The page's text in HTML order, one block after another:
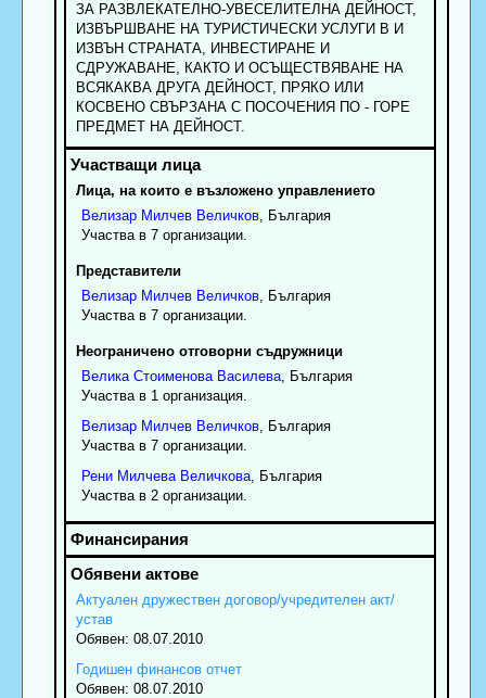
ЗА РАЗВЛЕКАТЕЛНО-УВЕСЕЛИТЕЛНА ДЕЙНОСТ,
ИЗВЪРШВАНЕ НА ТУРИСТИЧЕСКИ УСЛУГИ В И
ИЗВЪН СТРАНАТА, ИНВЕСТИРАНЕ И
СДРУЖАВАНЕ, КАКТО И ОСЪЩЕСТВЯВАНЕ НА
ВСЯКАКВА ДРУГА ДЕЙНОСТ, ПРЯКО ИЛИ
КОСВЕНО СВЪРЗАНА С ПОСОЧЕНИЯ ПО - ГОРЕ
ПРЕДМЕТ НА ДЕЙНОСТ.
Лица, на които е възложено управлението
Велизар Милчев Величков, България
Участва в 7 организации.
Представители
Велизар Милчев Величков, България
Участва в 7 организации.
Неограничено отговорни съдружници
Велика Стоименова Василева, България
Участва в 1 организация.
Велизар Милчев Величков, България
Участва в 7 организации.
Рени Милчева Величкова, България
Участва в 2 организации.
Актуален дружествен договор/учредителен акт/
устав
Обявен: 08.07.2010
Годишен финансов отчет
Обявен: 08.07.2010